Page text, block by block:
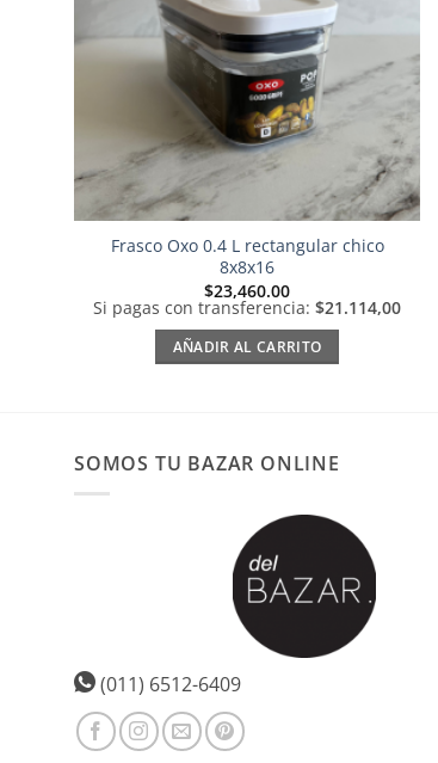
Frasco Oxo 0.4 L rectangular chico
8x8x16
$23,460.00
Si pagas con transferencia: $21.114,00
AÑADIR AL CARRITO
SOMOS TU BAZAR ONLINE
(011) 6512-6409